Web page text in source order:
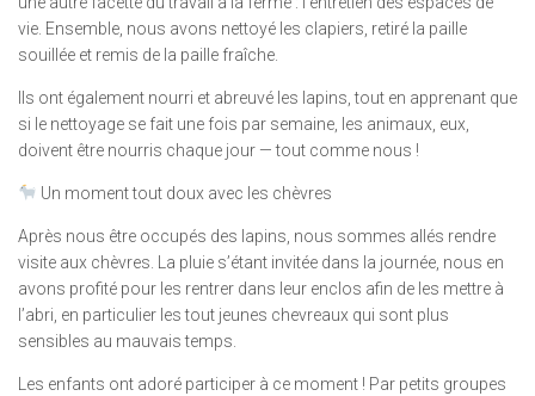
vie. Ensemble, nous avons nettoyé les clapiers, retiré la paille
souillée et remis de la paille fraîche.
Ils ont également nourri et abreuvé les lapins, tout en apprenant que
si le nettoyage se fait une fois par semaine, les animaux, eux,
doivent être nourris chaque jour — tout comme nous !
Un moment tout doux avec les chèvres
Après nous être occupés des lapins, nous sommes allés rendre
visite aux chèvres. La pluie s’étant invitée dans la journée, nous en
avons profité pour les rentrer dans leur enclos afin de les mettre à
l’abri, en particulier les tout jeunes chevreaux qui sont plus
sensibles au mauvais temps.
Les enfants ont adoré participer à ce moment ! Par petits groupes